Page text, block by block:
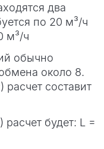
два
по 20 м³/ч
м³/ч
обычно
около 8.
составит
будет: L =